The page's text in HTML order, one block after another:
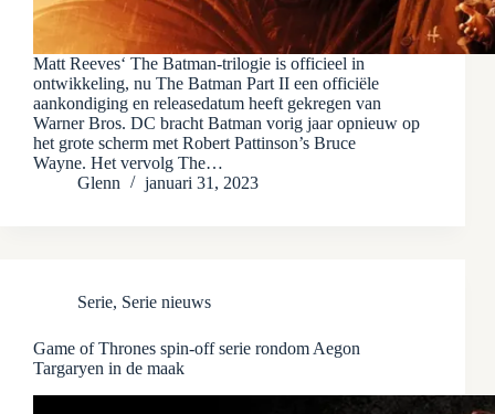
Matt Reeves‘ The Batman-trilogie is officieel in
ontwikkeling, nu The Batman Part II een officiële
aankondiging en releasedatum heeft gekregen van
Warner Bros. DC bracht Batman vorig jaar opnieuw op
het grote scherm met Robert Pattinson’s Bruce
Wayne. Het vervolg The…
Glenn
januari 31, 2023
Serie, Serie nieuws
Game of Thrones spin-off serie rondom Aegon
Targaryen in de maak